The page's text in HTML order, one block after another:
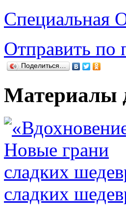
Специальная
Отправить по
Поделиться…
Материалы
сладких